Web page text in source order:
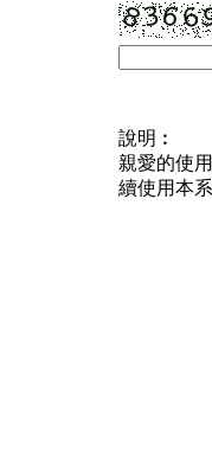
說明︰
親愛的使
續使用本